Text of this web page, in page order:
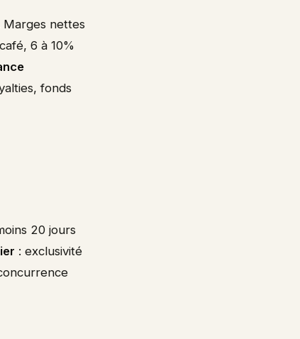
nettes
6 à 10%
fonds
20 jours
: exclusivité